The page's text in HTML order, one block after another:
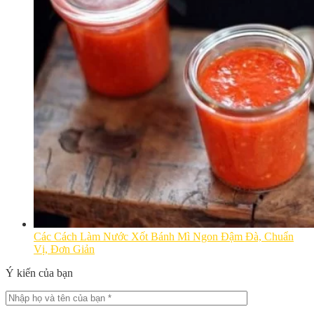
Các Cách Làm Nước Xốt Bánh Mì Ngon Đậm Đà, Chuẩn
Vị, Đơn Giản
Ý kiến của bạn